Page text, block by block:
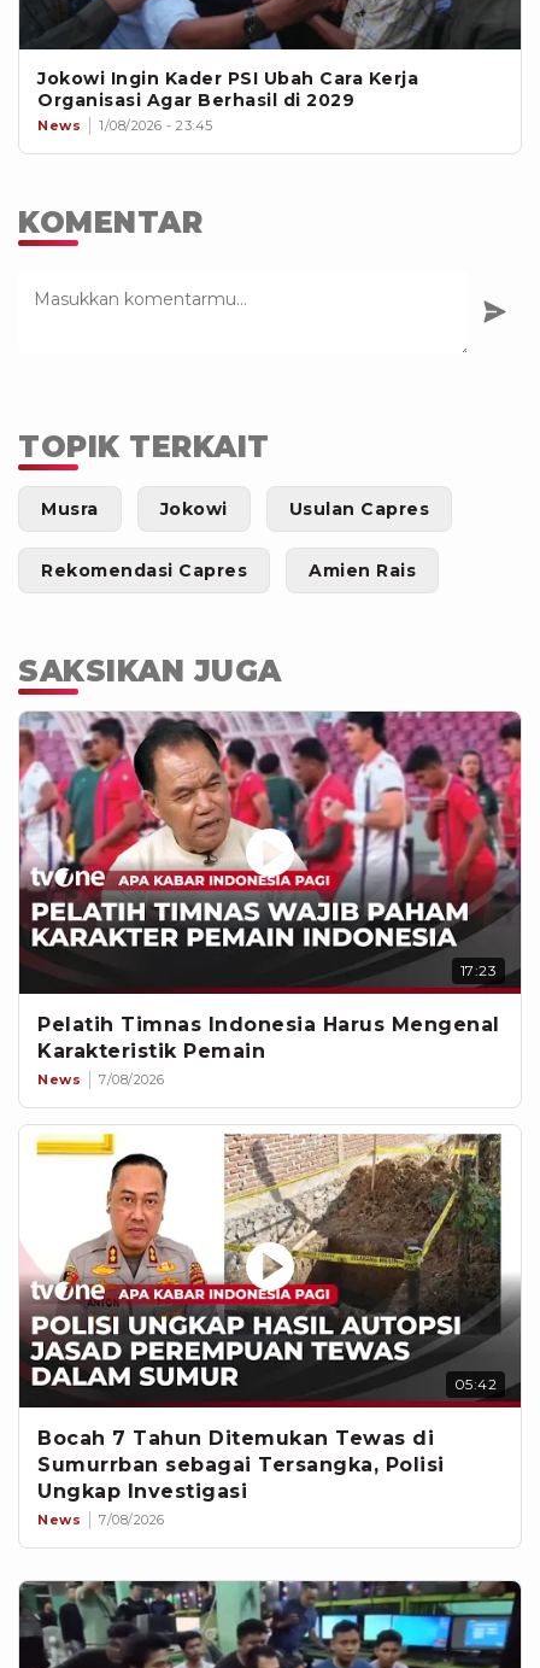
Jokowi Ingin Kader PSI Ubah Cara Kerja
Organisasi Agar Berhasil di 2029
News 1/08/2026 - 23:45
KOMENTAR
TOPIK TERKAIT
Musra Jokowi Usulan Capres
Rekomendasi Capres Amien Rais
SAKSIKAN JUGA
17:23
Pelatih Timnas Indonesia Harus Mengenal
Karakteristik Pemain
News 7/08/2026
05:42
Bocah 7 Tahun Ditemukan Tewas di
Sumurrban sebagai Tersangka, Polisi
Ungkap Investigasi
News 7/08/2026